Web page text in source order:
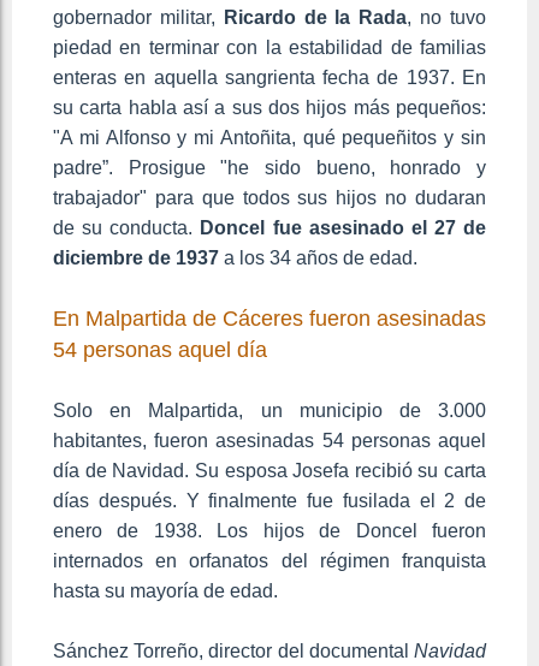
gobernador militar,
Ricardo de la Rada, no tuvo
piedad en terminar con la estabilidad de familias
enteras en aquella sangrienta fecha de 1937. En
su carta habla así a sus dos hijos más pequeños:
"A mi Alfonso y mi Antoñita, qué pequeñitos y sin
padre”. Prosigue "he sido bueno, honrado y
trabajador" para que todos sus hijos no dudaran
de su conducta. Doncel fue asesinado el 27 de
diciembre de 1937 a los 34 años de edad.
En Malpartida de Cáceres fueron asesinadas
54 personas aquel día
Solo en Malpartida, un municipio de 3.000
habitantes, fueron asesinadas 54 personas aquel
día de Navidad. Su esposa Josefa recibió su carta
días después. Y finalmente fue fusilada el 2 de
enero de 1938. Los hijos de Doncel fueron
internados en orfanatos del régimen franquista
hasta su mayoría de edad.
Sánchez Torreño, director del documental Navidad